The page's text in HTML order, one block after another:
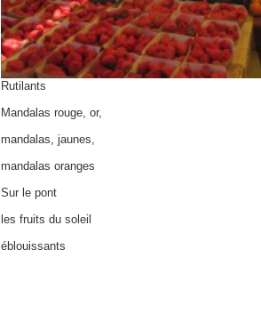
Rutilants
Mandalas rouge, or,
mandalas, jaunes,
mandalas oranges
Sur le pont
les fruits du soleil
éblouissants